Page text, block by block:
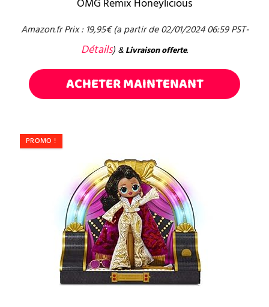
OMG Remix Honeylicious
Amazon.fr Prix : 19,95€(a partir de 02/01/2024 06:59 PST-
Détails) & Livraison offerte.
ACHETER MAINTENANT
PROMO !